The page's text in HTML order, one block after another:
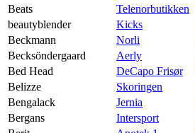
Beats
Telenorbutikken
beautyblender
Kicks
Beckmann
Norli
Becksöndergaard
Aerly
Bed Head
DeCapo Frisør
Belizze
Skoringen
Bengalack
Jernia
Bergans
Intersport